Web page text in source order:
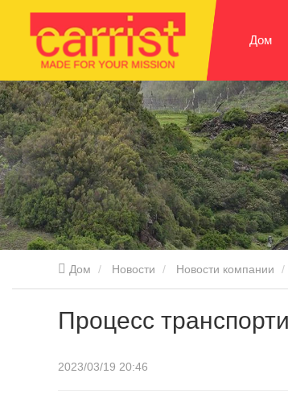
Дом
Дом Новости Новости компании
Процесс
2023/03/19 20:46